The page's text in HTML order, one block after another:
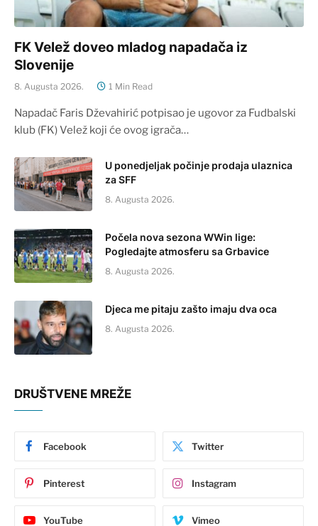
FK Velež doveo mladog napadača iz
Slovenije
8. Augusta 2026. 1 Min Read
Napadač Faris Dževahirić potpisao je ugovor za Fudbalski
klub (FK) Velež koji će ovog igrača…
U ponedjeljak počinje prodaja ulaznica
za SFF
8. Augusta 2026.
Počela nova sezona WWin lige:
Pogledajte atmosferu sa Grbavice
8. Augusta 2026.
Djeca me pitaju zašto imaju dva oca
8. Augusta 2026.
DRUŠTVENE MREŽE
Facebook Twitter
Pinterest Instagram
YouTube Vimeo